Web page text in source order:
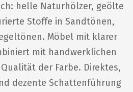
helle Naturhölzer, geölte
Stoffe in Sandtönen,
Möbel mit klarer
mit handwerklichen
der Farbe. Direktes,
dezente Schattenführung